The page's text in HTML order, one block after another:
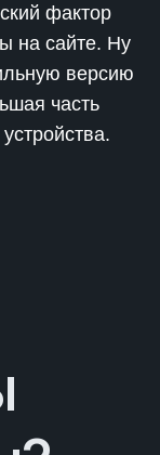
фактор
на сайте. Ну
версию
часть